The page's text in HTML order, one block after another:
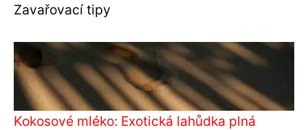
Zavařovací tipy
Kokosové mléko: Exotická lahůdka plná